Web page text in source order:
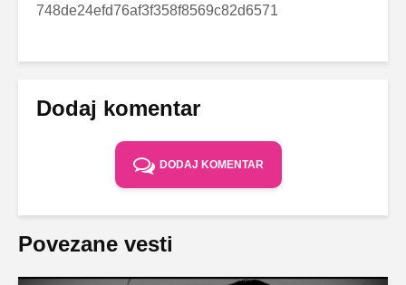
748de24efd76af3f358f8569c82d6571
Dodaj komentar
DODAJ KOMENTAR
Povezane vesti